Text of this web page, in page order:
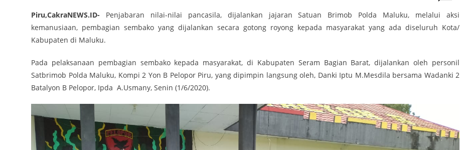
Piru,CakraNEWS.ID- Penjabaran nilai-nilai pancasila, dijalankan jajaran Satuan Brimob Polda Maluku, melalui aksi
kemanusiaan, pembagian sembako yang dijalankan secara gotong royong kepada masyarakat yang ada diseluruh Kota/
Kabupaten di Maluku.
Pada pelaksanaan pembagian sembako kepada masyarakat, di Kabupaten Seram Bagian Barat, dijalankan oleh personil
Satbrimob Polda Maluku, Kompi 2 Yon B Pelopor Piru, yang dipimpin langsung oleh, Danki Iptu M.Mesdila bersama Wadanki 2
Batalyon B Pelopor, Ipda A.Usmany, Senin (1/6/2020).